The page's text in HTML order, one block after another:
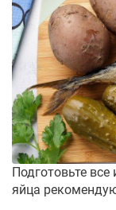
Подготовьте
яйца